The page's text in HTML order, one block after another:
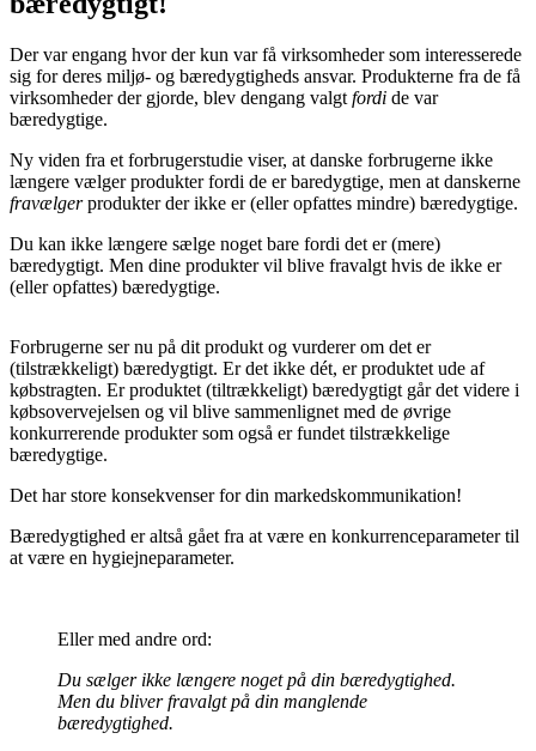
Der var engang hvor der kun var få virksomheder som interesserede
sig for deres miljø- og bæredygtigheds ansvar. Produkterne fra de få
virksomheder der gjorde, blev dengang valgt fordi de var
bæredygtige.
Ny viden fra et forbrugerstudie viser, at danske forbrugerne ikke
længere vælger produkter fordi de er baredygtige, men at danskerne
fravælgerprodukter der ikke er (eller opfattes mindre) bæredygtige.
Du kan ikke længere sælge noget bare fordi det er (mere)
bæredygtigt. Men dine produkter vil blive fravalgt hvis de ikke er
(eller opfattes) bæredygtige.
Forbrugerne ser nu på dit produkt og vurderer om det er
(tilstrækkeligt) bæredygtigt. Er det ikke dét, er produktet ude af
købstragten. Er produktet (tiltrækkeligt) bæredygtigt går det videre i
købsovervejelsen og vil blive sammenlignet med de øvrige
konkurrerende produkter som også er fundet tilstrækkelige
bæredygtige.
Det har store konsekvenser for din markedskommunikation!
Bæredygtighed er altså gået fra at være en konkurrenceparameter til
at være en hygiejneparameter.
Eller med andre ord:
Du sælger ikke længere noget på din bæredygtighed.
Men du bliver fravalgt på din manglende
bæredygtighed.